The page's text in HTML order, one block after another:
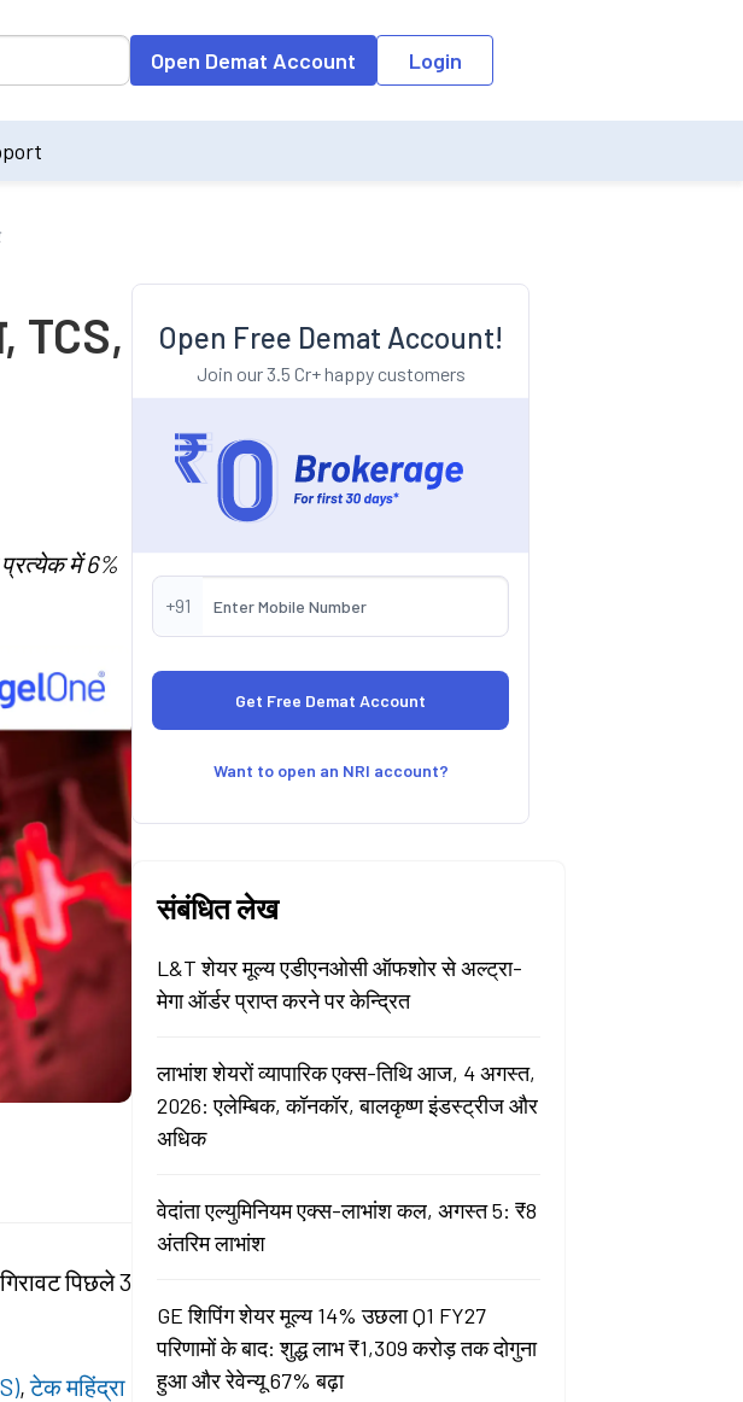
On entering data into the input field, the suggestion list will be updated as per the
Open Demat Account Login
TCS,
में 6%
पिछले 3
,टेक महिंद्रा
Open Free Demat Account!
Join our 3.5 Cr+ happy customers
+91
Want to open an NRI account?
संबंधित लेख
L&T शेयर मूल्य एडीएनओसी ऑफशोर से अल्ट्रा-
मेगा ऑर्डर प्राप्त करने पर केन्द्रित
लाभांश शेयरों व्यापारिक एक्स-तिथि आज, 4 अगस्त,
2026: एलेम्बिक, कॉनकॉर, बालकृष्ण इंडस्ट्रीज और
अधिक
वेदांता एल्युमिनियम एक्स-लाभांश कल, अगस्त 5: ₹8
अंतरिम लाभांश
GE शिपिंग शेयर मूल्य 14% उछला Q1 FY27
परिणामों के बाद: शुद्ध लाभ ₹1,309 करोड़ तक दोगुना
हुआ और रेवेन्यू 67% बढ़ा